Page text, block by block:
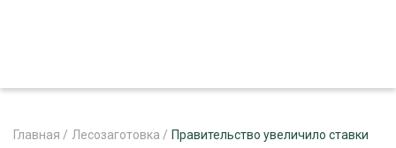
Главная / Лесозаготовка / Правительство увеличило ставки